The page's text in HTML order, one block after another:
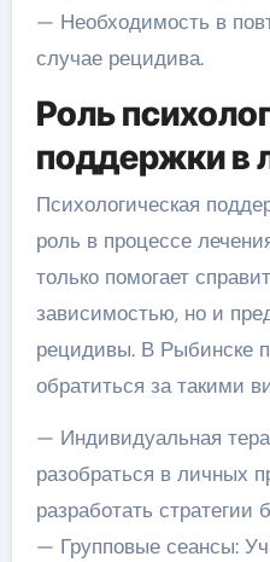
— Необходимость в
случае рецидива.
Роль
поддержки в
Психологическая
роль в процессе
только помогает
зависимостью, но и
рецидивы. В Рыбинске
обратиться за такими
— Индивидуальная
разобраться в личных
разработать стратегии
— Групповые сеансы: